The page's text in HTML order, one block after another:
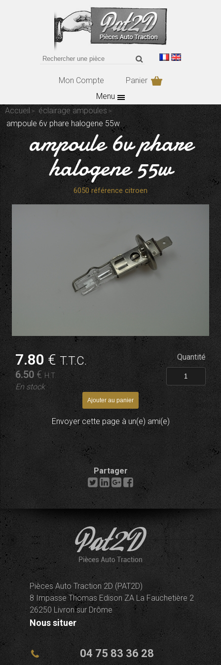
Mon Compte
Panier
Menu
Accueil
éclairage ampoules
ampoule 6v phare halogene 55w
ampoule 6v phare
halogene 55w
6050 référence citroen
7.80 €T.T.C.
6.50 € H.T.
En stock
Quantité
Envoyer cette page à un(e) ami(e)
Partager
Pièces Auto Traction 2D (PAT2D)
8 Impasse Thomas Edison ZA La Fauchetière 2
26250 Livron sur Drôme
Nous situer
04 75 83 36 28